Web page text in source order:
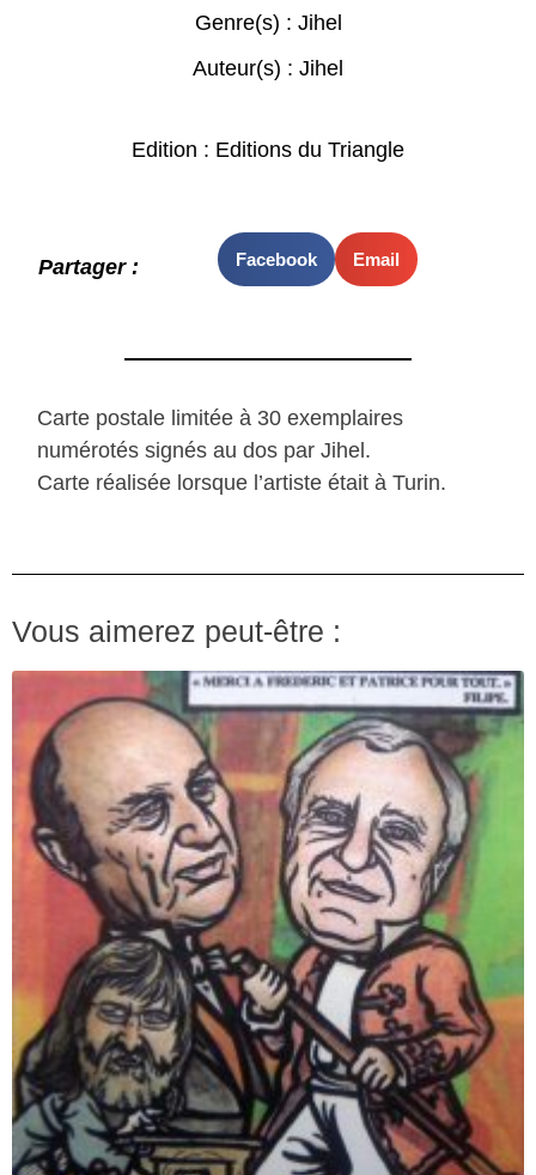
Genre(s) : Jihel
Auteur(s) : Jihel
Edition : Editions du Triangle
Partager : Facebook Email
Carte postale limitée à 30 exemplaires
numérotés signés au dos par Jihel.
Carte réalisée lorsque l’artiste était à Turin.
Vous aimerez peut-être :